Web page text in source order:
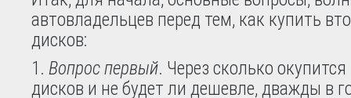
автовладельцев перед тем, как купить
дисков:
Вопрос первый. Через сколько
дисков и не будет ли дешевле, дважды в